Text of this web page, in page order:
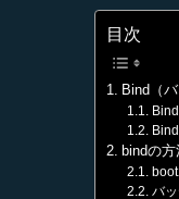
目次
Bind（
bindの
バ